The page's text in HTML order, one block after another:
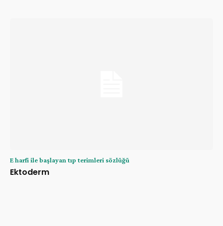
E harfi ile başlayan tıp terimleri sözlüğü
Ektoderm